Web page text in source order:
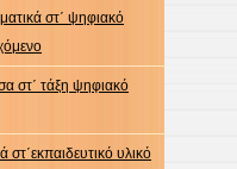
στ΄ ψηφιακό
στ΄ τάξη ψηφιακό
στ΄εκπαιδευτικό υλικό